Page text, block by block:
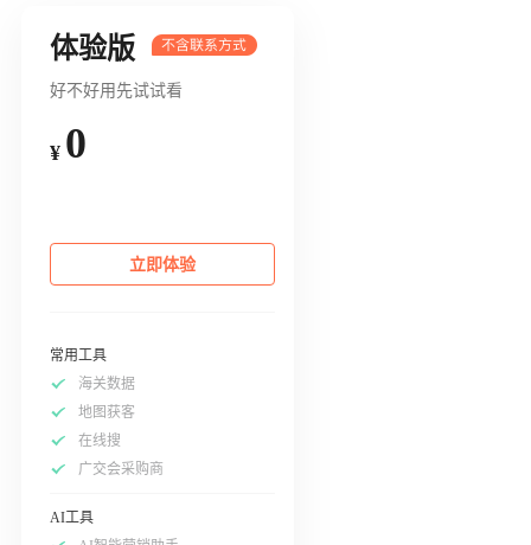
体验版
好不好用先试试看
¥ 0
立即体验
常用工具
海关数据
地图获客
在线搜
广交会采购商
AI工具